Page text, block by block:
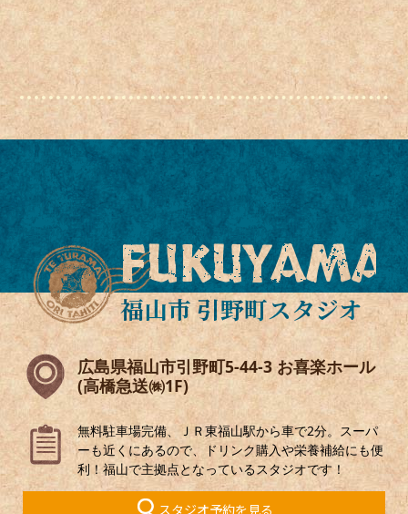
FUKUYAMA
福山市 引野町スタジオ
広島県福山市引野町5-44-3 お喜楽ホール
(高橋急送㈱1F)
無料駐車場完備、ＪＲ東福山駅から車で2分。スーパ
ーも近くにあるので、ドリンク購入や栄養補給にも便
利！福山で主拠点となっているスタジオです！
スタジオ予約を見る